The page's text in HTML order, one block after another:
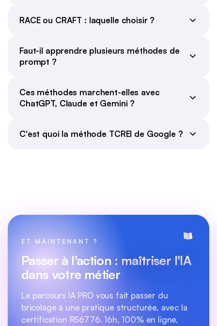
RACE ou CRAFT : laquelle choisir ?
Faut-il apprendre plusieurs méthodes de
prompt ?
Ces méthodes marchent-elles avec
ChatGPT, Claude et Gemini ?
C'est quoi la méthode TCREI de Google ?
ET MAINTENANT ?
Passer à l'action : maîtriser l'IA
dans votre métier
Le parcours IA PRO vous fait passer du
bricolage à une pratique structurée, avec la
certification RS6776. 16h, 100% en ligne,